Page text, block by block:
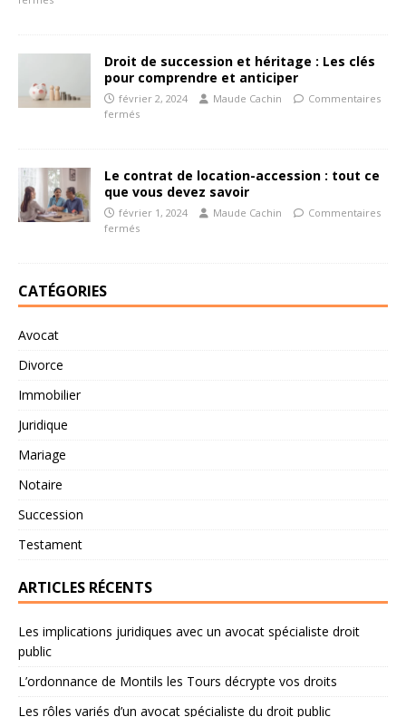
Droit de succession et héritage : Les clés
pour comprendre et anticiper
février 2, 2024 Maude Cachin
Commentaires
fermés
Le contrat de location-accession : tout ce
que vous devez savoir
février 1, 2024 Maude Cachin
Commentaires
fermés
CATÉGORIES
Avocat
Divorce
Immobilier
Juridique
Mariage
Notaire
Succession
Testament
ARTICLES RÉCENTS
Les implications juridiques avec un avocat spécialiste droit
public
L’ordonnance de Montils les Tours décrypte vos droits
Les rôles variés d’un avocat spécialiste du droit public